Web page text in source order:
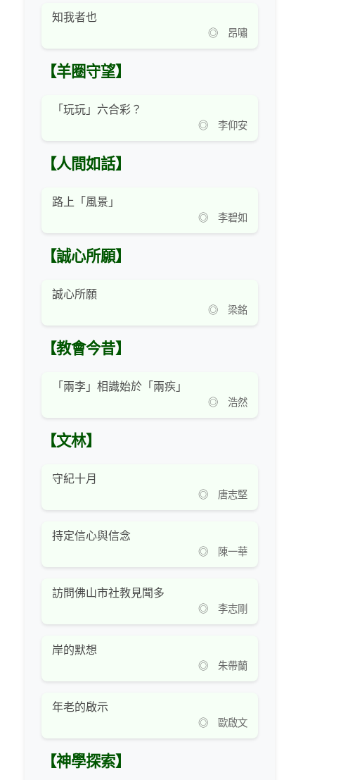
知我者也
◎ 昂嘯
【羊圈守望】
「玩玩」六合彩？
◎ 李仰安
【人間如話】
路上「風景」
◎ 李碧如
【誠心所願】
誠心所願
◎ 梁銘
【教會今昔】
「兩李」相識始於「兩疾」
◎ 浩然
【文林】
守紀十月
◎ 唐志堅
持定信心與信念
◎ 陳一華
訪問佛山市社教見聞多
◎ 李志剛
岸的默想
◎ 朱帶蘭
年老的啟示
◎ 歐啟文
【神學探索】